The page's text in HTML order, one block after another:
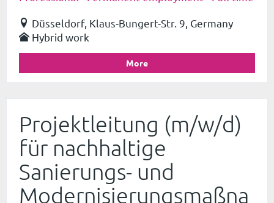
Düsseldorf, Klaus-Bungert-Str. 9, Germany
Hybrid work
More
Projektleitung (m/w/d)
für nachhaltige
Sanierungs- und
Modernisierungsmaßna